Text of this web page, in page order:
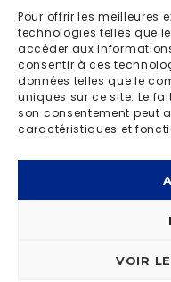
Pour offrir les meilleures
technologies telles que
accéder aux
consentir à ces
données telles que le
uniques sur ce site. Le
son consentement peut
caractéristiques et
VOIR